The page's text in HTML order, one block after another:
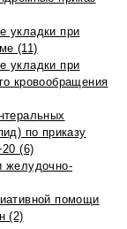
укладки при
(11)
укладки при
кровообращения
по приказу
(6)
желудочно-
помощи
(2)